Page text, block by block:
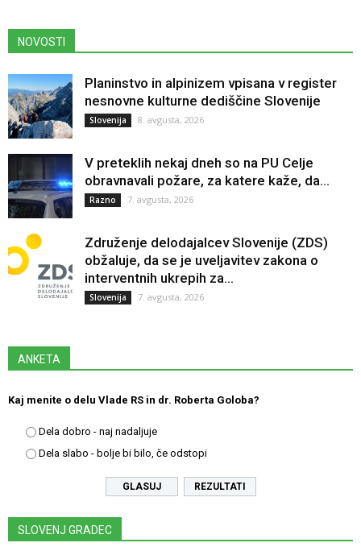
NOVOSTI
Planinstvo in alpinizem vpisana v register
nesnovne kulturne dediščine Slovenije
Slovenija 8. avgusta, 2026
V preteklih nekaj dneh so na PU Celje
obravnavali požare, za katere kaže, da...
Razno 7. avgusta, 2026
Združenje delodajalcev Slovenije (ZDS)
obžaluje, da se je uveljavitev zakona o
interventnih ukrepih za...
Slovenija 7. avgusta, 2026
ANKETA
Kaj menite o delu Vlade RS in dr. Roberta Goloba?
Dela dobro - naj nadaljuje
Dela slabo - bolje bi bilo, če odstopi
REZULTATI
SLOVENJ GRADEC